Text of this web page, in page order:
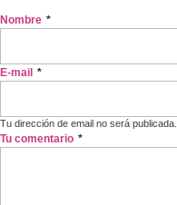
Nombre *
E-mail *
Tu dirección de email no será publicada.
Tu comentario *